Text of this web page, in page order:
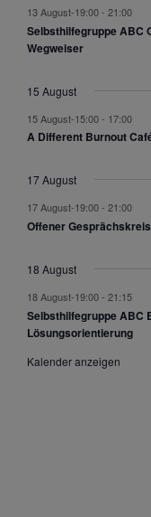
l
t
u
g
n
13 August-19:00- 21:00
Selbsthilfegruppe ABC
Wegweiser
15 August
15 August-15:00- 17:00
A Different Burnout
17 August
17 August-19:00- 21:00
Offener
18 August
18 August-19:00- 21:15
Selbsthilfegruppe ABC
Lösungsorientierung
Kalender anzeigen